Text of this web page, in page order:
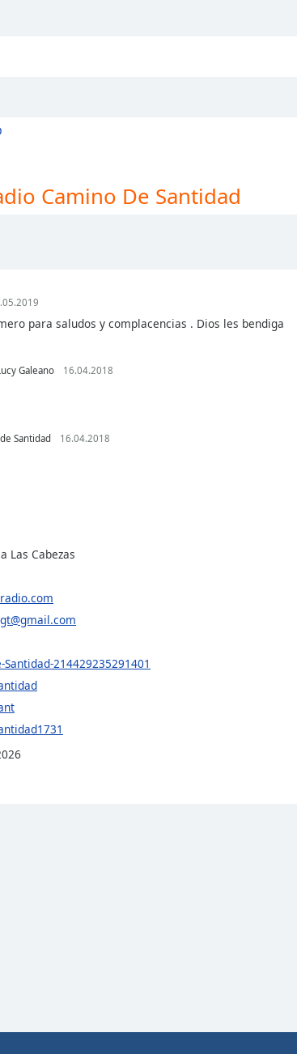
Camino De Santidad
para saludos y complacencias . Dios les bendiga
Galeano 16.04.2018
Santidad 16.04.2018
Las Cabezas
Santidad-214429235291401